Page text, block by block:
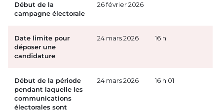
Début de la
campagne électorale
26 février 2026
Date limite pour
déposer une
candidature
24 mars 2026 16 h
Début de la période
pendant laquelle les
communications
électorales sont
24 mars 2026 16 h 01